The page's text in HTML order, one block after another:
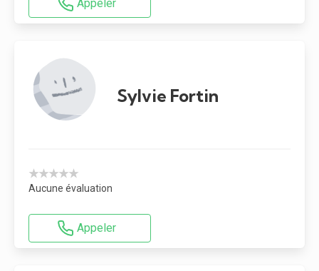
Appeler
Sylvie Fortin
★★★★★
Aucune évaluation
Appeler